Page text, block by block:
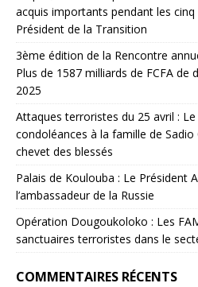
acquis importants pendant les
Président de la Transition
3ème édition de la Rencontre
Plus de 1587 milliards de FCFA de
2025
Attaques terroristes du 25 avril : Le
condoléances à la famille de
chevet des blessés
Palais de Koulouba : Le Président
l’ambassadeur de la Russie
Opération Dougoukoloko : Les
sanctuaires terroristes dans le
COMMENTAIRES RÉCENTS